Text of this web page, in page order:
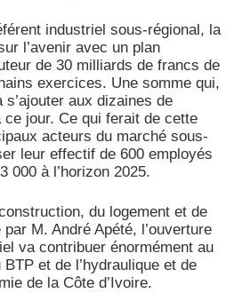
industriel sous-régional, la
l’avenir avec un plan
de 30 milliards de francs de
exercices. Une somme qui,
aux dizaines de
jour. Ce qui ferait de cette
acteurs du marché sous-
leur effectif de 600 employés
000 à l’horizon 2025.
du logement et de
M. André Apété, l’ouverture
va contribuer énormément au
et de l’hydraulique et de
de la Côte d’Ivoire.